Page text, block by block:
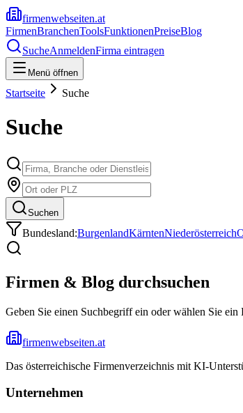
firmenwebseiten.at
FirmenBranchenToolsFunktionenPreiseBlog
SucheAnmeldenFirma eintragen
Menü öffnen
Startseite Suche
Suche
Suchen
Bundesland:BurgenlandKärntenNiederösterreich
Firmen & Blog durchsuchen
Geben Sie einen Suchbegriff ein oder wählen Sie
firmenwebseiten.at
Das österreichische Firmenverzeichnis mit KI-
Unternehmen